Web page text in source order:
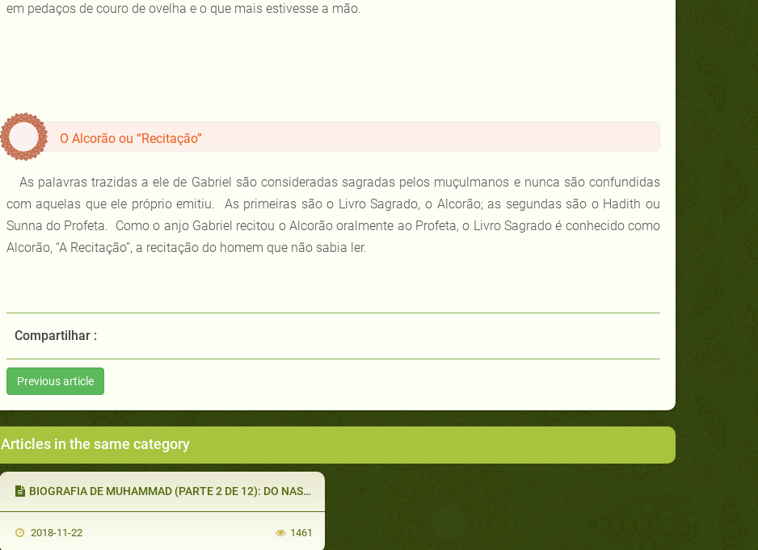
em pedaços de couro de ovelha e o que mais estivesse a mão.
O Alcorão ou “Recitação”
As palavras trazidas a ele de Gabriel são consideradas sagradas pelos muçulmanos e nunca são confundidas
com aquelas que ele próprio emitiu. As primeiras são o Livro Sagrado, o Alcorão; as segundas são o Hadith ou
Sunna do Profeta. Como o anjo Gabriel recitou o Alcorão oralmente ao Profeta, o Livro Sagrado é conhecido como
Alcorão, “A Recitação”, a recitação do homem que não sabia ler.
Compartilhar :
Previous article
Articles in the same category
BIOGRAFIA DE MUHAMMAD (PARTE 2 DE 12): DO NASCIMENTO À IDADE ADULTA
2018-11-22 1461